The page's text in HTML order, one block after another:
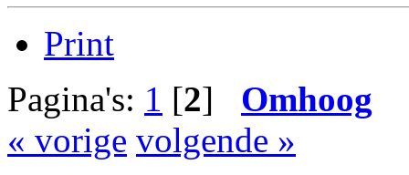
Print
Pagina's: 1 [2] Omhoog
« vorige volgende »